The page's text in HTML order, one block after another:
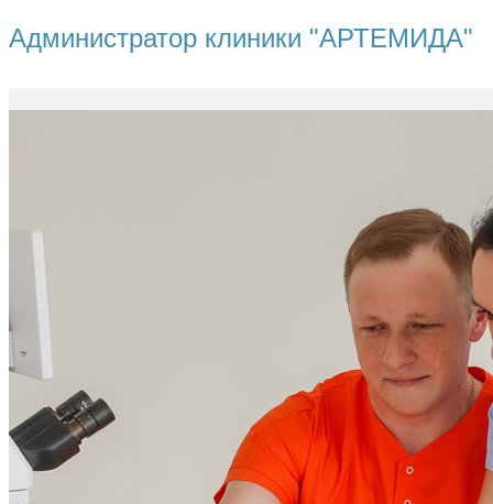
Администратор клиники "АРТЕМИДА"